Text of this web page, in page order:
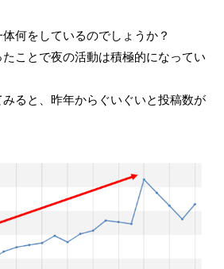
何をしているのでしょうか？
ことで夜の活動は積極的になってい
ると、昨年からぐいぐいと投稿数が